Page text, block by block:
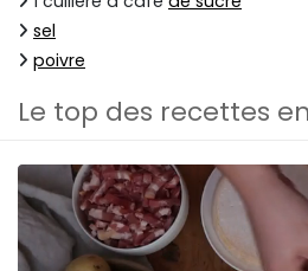
sel
poivre
Le top des recettes